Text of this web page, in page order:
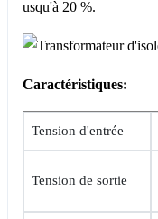
usqu'à 20 %.
Caractéristiques:
Tension d'entrée
Tension de sortie